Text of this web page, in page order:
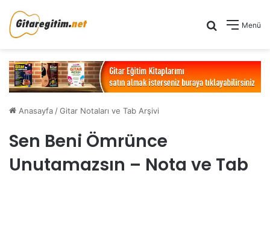
Menü
Arama yap
Anasayfa /Gitar Notaları ve Tab Arşivi
Sen Beni Ömrünce
Unutamazsın – Nota ve Tab